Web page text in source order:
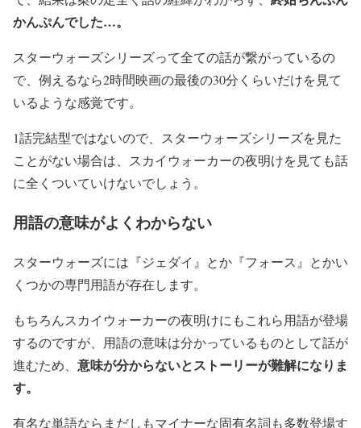
かんぷんでした…。
スターウォーズシリーズって全ての話が繋がっているの
で、例えるなら2時間映画の最後の30分くらいだけを見て
いるような感覚です。
1話完結型ではないので、スターウォーズシリーズを見た
ことがない場合は、スカイウォーカーの夜明けを見ても話
に全くついていけないでしょう。
用語の意味がよくわからない
スターウォーズには『ジェダイ』とか『フォース』とかい
くつかの専門用語が存在します。
もちろんスカイウォーカーの夜明けにもこれら用語が登場
するのですが、用語の意味は分かっているものとして話が
進むため、 意味が分からないとストーリーが難解になりま
す。
有名な単語ならまだしもマイナーな固有名詞も多数登場す